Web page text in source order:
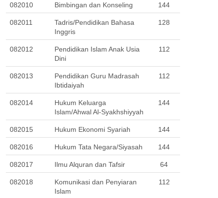
082010 Bimbingan dan Konseling 144
082011
Tadris/Pendidikan Bahasa
Inggris
128
082012
Pendidikan Islam Anak Usia
Dini
112
082013
Pendidikan Guru Madrasah
Ibtidaiyah
112
082014
Hukum Keluarga
Islam/Ahwal Al-Syakhshiyyah
144
082015 Hukum Ekonomi Syariah 144
082016 Hukum Tata Negara/Siyasah 144
082017 Ilmu Alquran dan Tafsir 64
082018
Komunikasi dan Penyiaran
Islam
112